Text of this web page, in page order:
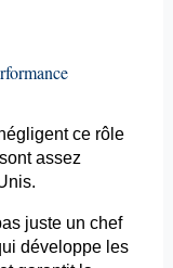
ce rôle
assez
juste un chef
développe les